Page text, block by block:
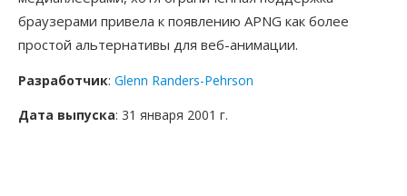
браузерами привела к появлению APNG как более
простой альтернативы для веб-анимации.
Разработчик: Glenn Randers-Pehrson
Дата выпуска: 31 января 2001 г.